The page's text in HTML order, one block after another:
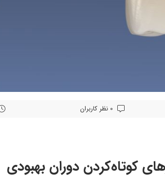
کوتاه‌کردن دوران بهبودی